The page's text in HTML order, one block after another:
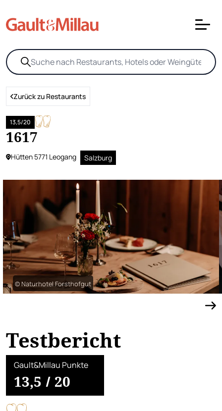
Zurück zu Restaurants
1617
13,5/20
Hütten 5771 Leogang Salzburg
© Naturhotel Forsthofgut
Testbericht
Gault&Millau Punkte
13,5 / 20